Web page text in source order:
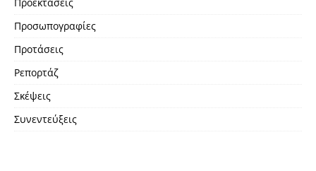
Προεκτάσεις
Προσωπογραφίες
Προτάσεις
Ρεπορτάζ
Σκέψεις
Συνεντεύξεις